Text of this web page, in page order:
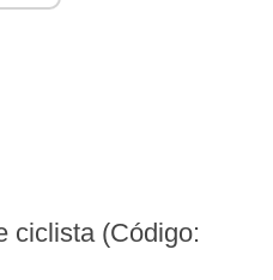
ciclista (Código: